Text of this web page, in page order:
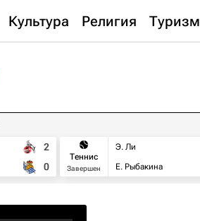
Культура Религия Туризм
2
0
Теннис
Завершен
Э. Ли
Е. Рыбакина